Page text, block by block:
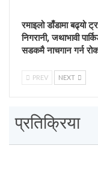
रमाइलो डाँडामा बढ्यो
निगरानी, जथाभावी
सडकमै नाचगान गर्न
PREV NEXT
प्रतिक्रिया